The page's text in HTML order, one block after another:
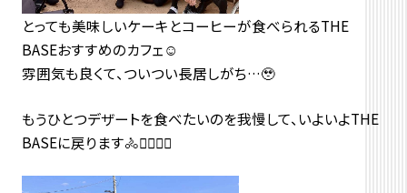
とっても美味しいケーキとコーヒーが食べられるTHE
BASEおすすめのカフェ☺️
雰囲気も良くて、ついつい長居しがち…🥹
もうひとつデザートを食べたいのを我慢して、いよいよTHE
BASEに戻ります🚴🚴‍♀️🚴‍♂️